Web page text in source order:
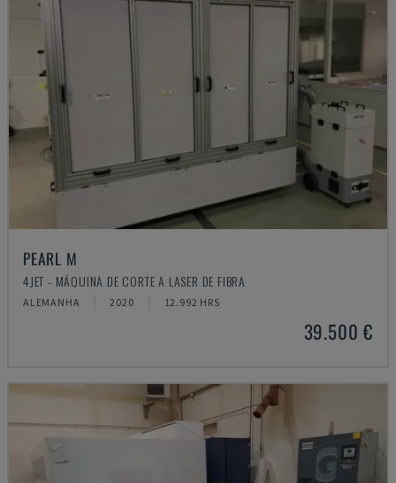
PEARL M
4JET - MÁQUINA DE CORTE A LASER DE FIBRA
ALEMANHA 2020 12.992 HRS
39.500 €